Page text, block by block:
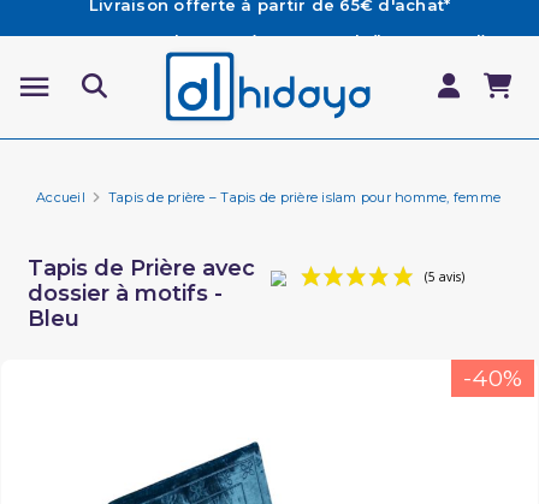
Les Commandes passées avant 15h (lun au Vend)
sont préparées et expédiées le jour même
Besoin d'aide ? Retrouvez notre FAQ
Livraison offerte à partir de 65€ d'achat*
Accueil Tapis de prière – Tapis de prière islam pour homme, femme et
Tapis de Prière avec
dossier à motifs -
Bleu
-40%